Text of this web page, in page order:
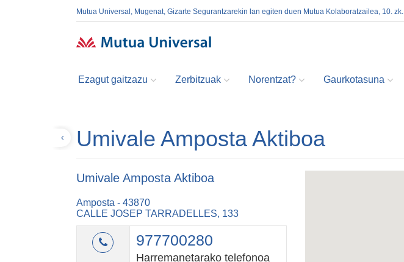
Mutua Universal, Mugenat, Gizarte Segurantzarekin lan egiten duen Mutua Kolaboratzailea, 10. zk.
Ezagut gaitzazu Zerbitzuak Norentzat? Gaurkotasuna
Umivale Amposta Aktiboa
Umivale Amposta Aktiboa
Amposta - 43870
CALLE JOSEP TARRADELLES, 133
977700280
Harremanetarako telefonoa